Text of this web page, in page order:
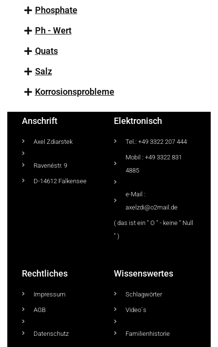
Phosphate
Ph - Wert
Quats
Salz
Korrosionsprobleme
Anschrift
Axel Zdiarstek
Ravenéstr. 9
D-14612 Falkensee
Elektronisch
Tel.: +49 3322 207 444
Mobil : +49 3322 831
4885
e-Mail :
axelzdi@o2mail.de
( das ist ein " O " - keine " Null
" )
Rechtliches
Impressum
AGB
Datenschutz
Wissenswertes
Schlagwörter
Video´s
Familienhistorie